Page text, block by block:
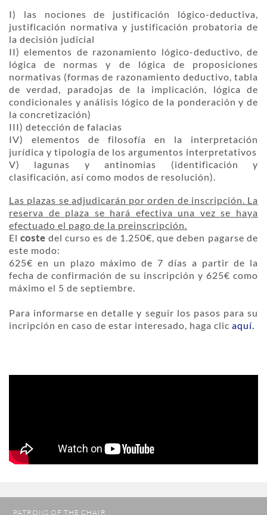
I) las nociones de justificación lógico-deductiva,
justificación normativa y justificación probatoria de
la decisión judicial
II) elementos de razonamiento lógico-deductivo, de
lógica de normas y de lógica de proposiciones
normativas (formas de razonamiento deductivo, tabla
de verdad, paradojas de la implicación, lógica de
condicionales y análisis lógico de la ponderación y de
la concretización)
III) detección de falacias
IV) elementos de filosofía en la interpretación
jurídica y tipología de los argumentos interpretativos
V) lagunas y antinomias (identificación y
clasificación, así como modos de resolución).
Las plazas se adjudicarán por orden de inscripción. La
reserva de plaza se hará efectiva una vez se haya
efectuado el pago de la preinscripción.
Elcoste del curso es de 1.250€, que deben pagarse de
este modo:
625€ en un plazo máximo de 7 días a partir de la
fecha de confirmación de su inscripción y 625€ como
máximo el 5 de septiembre.
Para informarse en detalle y seguir los pasos para su
incripción en caso de estar interesado, haga clic aquí.
PATRONS OF THE CHAIR